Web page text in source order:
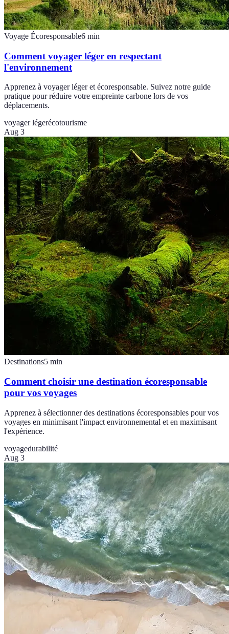
Voyage Écoresponsable6 min
Comment voyager léger en respectant
l'environnement
Apprenez à voyager léger et écoresponsable. Suivez notre guide
pratique pour réduire votre empreinte carbone lors de vos
déplacements.
voyager légerécotourisme
Aug 3
Destinations5 min
Comment choisir une destination écoresponsable
pour vos voyages
Apprenez à sélectionner des destinations écoresponsables pour vos
voyages en minimisant l'impact environnemental et en maximisant
l'expérience.
voyagedurabilité
Aug 3